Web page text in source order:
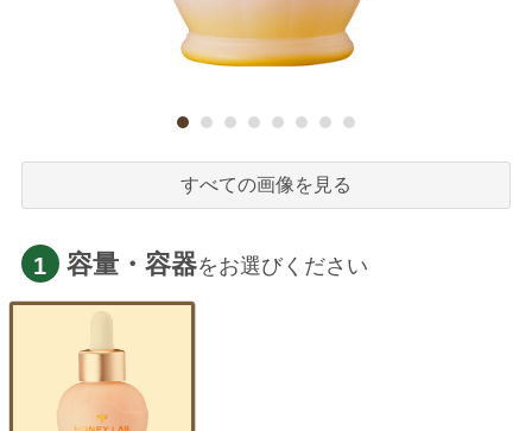
すべての画像を見る
1 容量・容器をお選びください